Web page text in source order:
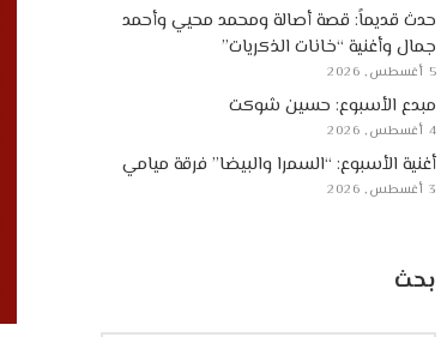
حدث قديماً: قصة أصالة ومحمد محيي وأحمد
جمال وأغنية “خانات الذكريات”
5 أغسطس, 2026
مبدع الأسبوع: حسين شوكت
4 أغسطس, 2026
أغنية الأسبوع: “السمرا والبيضا” فرقة ميامي
3 أغسطس, 2026
بحث